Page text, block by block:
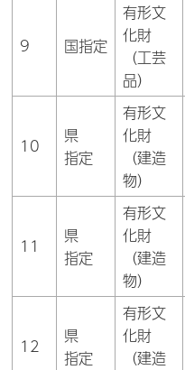
9 国指定
有形文
化財
（工芸
品）
10
県
指定
有形文
化財
（建造
物）
11
県
指定
有形文
化財
（建造
物）
12
県
指定
有形文
化財
（建造